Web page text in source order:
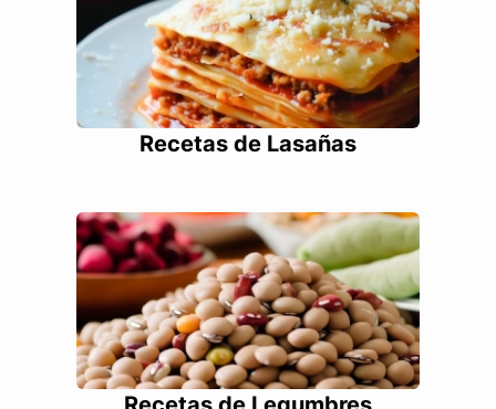
Recetas de Lasañas